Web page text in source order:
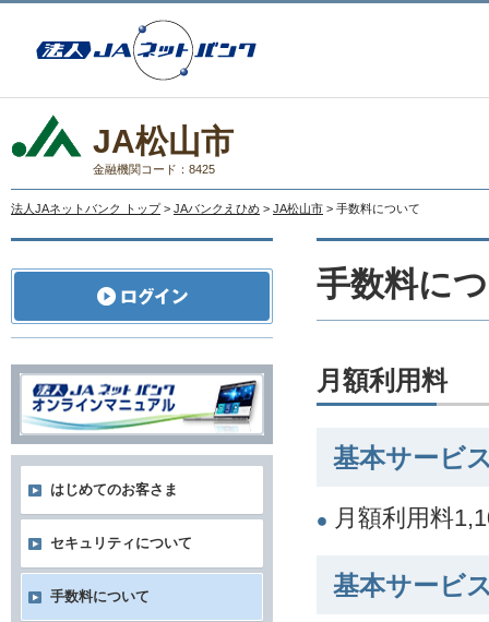
JA松山市
金融機関コード：8425
法人JAネットバンク トップ > JAバンクえひめ > JA松山市 > 手数料について
手数料に
月額利用料
基本サービ
月額利用料
基本サービ
はじめてのお客さま
セキュリティについて
手数料について